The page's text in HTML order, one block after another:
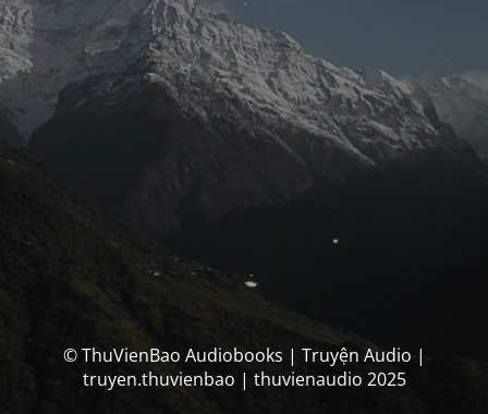
© ThuVienBao Audiobooks | Truyện Audio |
truyen.thuvienbao | thuvienaudio 2025